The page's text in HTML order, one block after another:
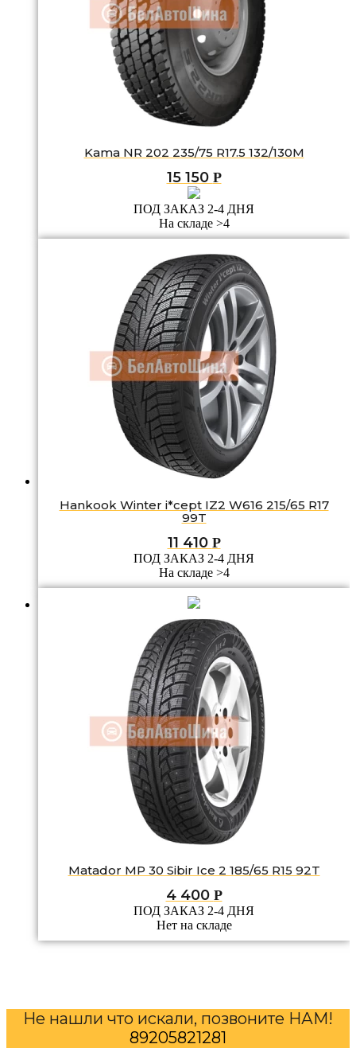
Kama NR 202 235/75 R17.5 132/130M
15 150 Р
ПОД ЗАКАЗ 2-4 ДНЯ
На складе >4
Hankook Winter i*cept IZ2 W616 215/65 R17
99T
11 410 Р
ПОД ЗАКАЗ 2-4 ДНЯ
На складе >4
Matador MP 30 Sibir Ice 2 185/65 R15 92T
4 400 Р
ПОД ЗАКАЗ 2-4 ДНЯ
Нет на складе
Не нашли что искали, позвоните НАМ!
89205821281